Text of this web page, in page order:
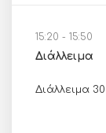
15:20 - 15:50
Διάλλειμα
Διάλλειμα